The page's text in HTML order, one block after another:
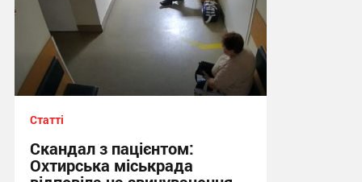
Статті
Скандал з пацієнтом:
Охтирська міськрада